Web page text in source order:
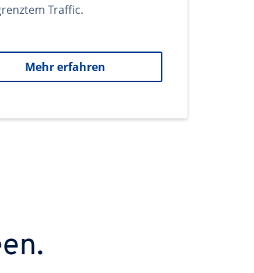
Traffic.
Mehr erfahren